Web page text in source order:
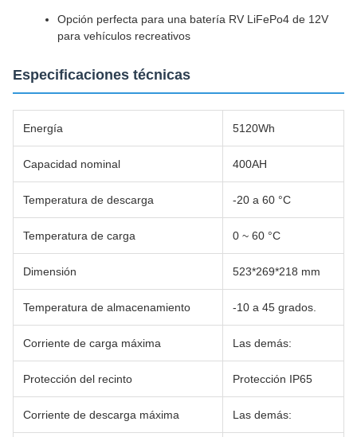
Opción perfecta para una batería RV LiFePo4 de 12V
para vehículos recreativos
Especificaciones técnicas
Energía 5120Wh
Capacidad nominal 400AH
Temperatura de descarga -20 a 60 °C
Temperatura de carga 0 ~ 60 °C
Dimensión 523*269*218 mm
Temperatura de almacenamiento -10 a 45 grados.
Corriente de carga máxima Las demás:
Protección del recinto Protección IP65
Corriente de descarga máxima Las demás: